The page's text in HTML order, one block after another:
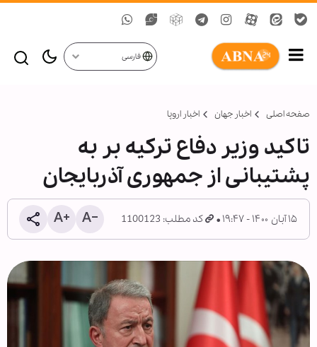
فارسی
صفحه اصلی اخبار جهان اخبار اروپا
تاکید وزیر دفاع ترکیه بر به
پشتیبانی از جمهوری آذربایجان
۱۵ آبان ۱۴۰۰ - ۱۹:۴۷ کد مطلب: 1100123